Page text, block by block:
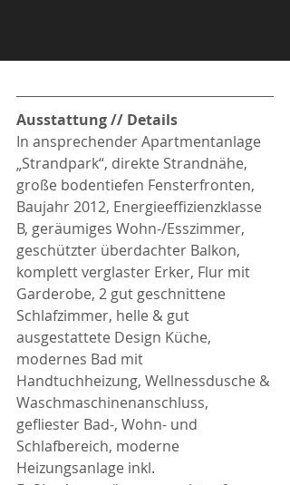
Ausstattung // Details
In ansprechender Apartmentanlage
„Strandpark“, direkte Strandnähe,
große bodentiefen Fensterfronten,
Baujahr 2012, Energieeffizienzklasse
B, geräumiges Wohn-/Esszimmer,
geschützter überdachter Balkon,
komplett verglaster Erker, Flur mit
Garderobe, 2 gut geschnittene
Schlafzimmer, helle & gut
ausgestattete Design Küche,
modernes Bad mit
Handtuchheizung, Wellnessdusche &
Waschmaschinenanschluss,
gefliester Bad-, Wohn- und
Schlafbereich, moderne
Heizungsanlage inkl.